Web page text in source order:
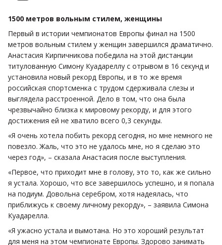
1500 метров вольным стилем, женщины
Первый в истории чемпионатов Европы финал на 1500
метров вольным стилем у женщин завершился драматично.
Анастасия Кирпичникова победила на этой дистанции
титулованную Симону Куадареллу с отрывом в 16 секунд и
установила новый рекорд Европы, и в то же время
российская спортсменка с трудом сдерживала слезы и
выглядела расстроенной. Дело в том, что она была
чрезвычайно близка к мировому рекорду, и для этого
достижения ей не хватило всего 0,3 секунды.
«Я очень хотела побить рекорд сегодня, но мне немного не
повезло. Жаль, что это не удалось мне, но я сделаю это
через год», – сказала Анастасия после выступления.
«Первое, что приходит мне в голову, это то, как же сильно
я устала. Хорошо, что все завершилось успешно, и я попала
на подиум. Довольна серебром, хотя надеялась, что
приближусь к своему личному рекорду», – заявила Симона
Куадарелла.
«Я ужасно устала и вымотана. Но это хороший результат
для меня на этом чемпионате Европы. Здорово занимать